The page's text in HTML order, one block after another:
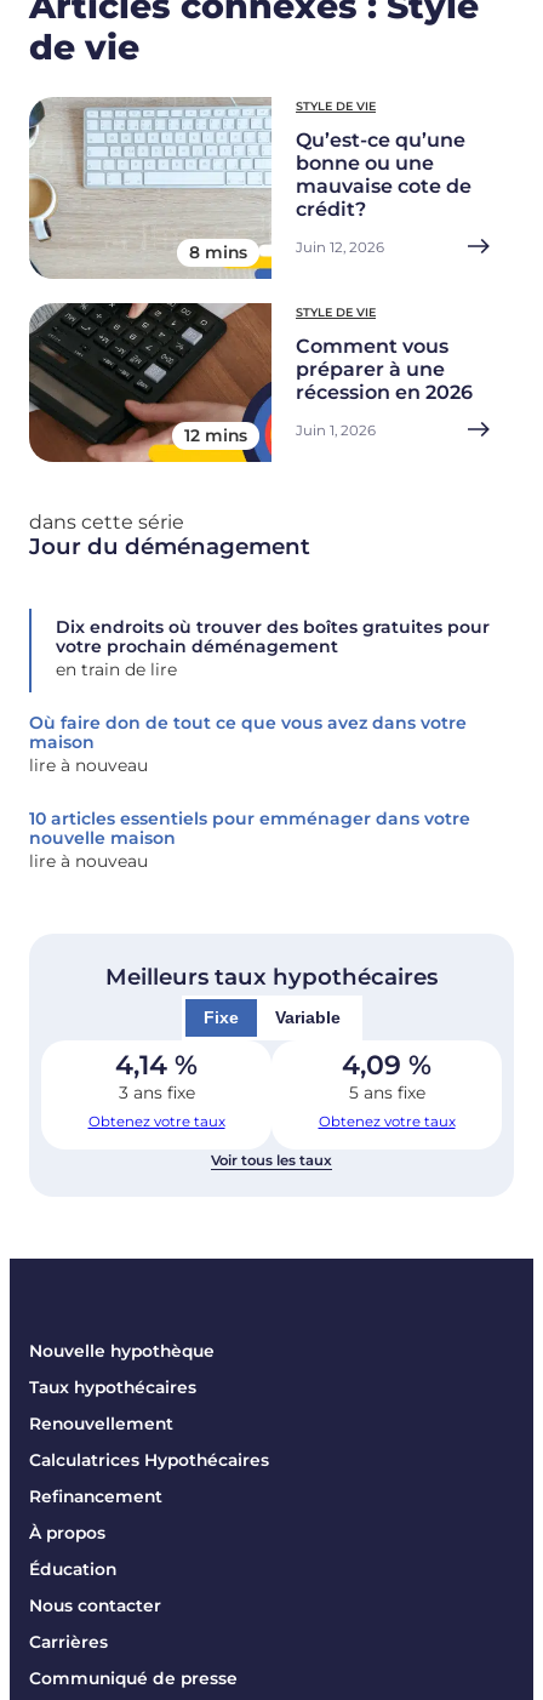
de vie
8 mins
STYLE DE VIE
Qu’est-ce qu’une
bonne ou une
mauvaise cote de
crédit?
Juin 12, 2026
12 mins
STYLE DE VIE
Comment vous
préparer à une
récession en 2026
Juin 1, 2026
dans cette série
Jour du déménagement
Dix endroits où trouver des boîtes gratuites pour
votre prochain déménagement
en train de lire
Où faire don de tout ce que vous avez dans votre
maison
lire à nouveau
10 articles essentiels pour emménager dans votre
nouvelle maison
lire à nouveau
Meilleurs taux hypothécaires
Fixe Variable
4,14 %
3 ans fixe
Obtenez votre taux
4,09 %
5 ans fixe
Obtenez votre taux
Voir tous les taux
Nouvelle hypothèque
Taux hypothécaires
Renouvellement
Calculatrices Hypothécaires
Refinancement
À propos
Éducation
Nous contacter
Carrières
Communiqué de presse